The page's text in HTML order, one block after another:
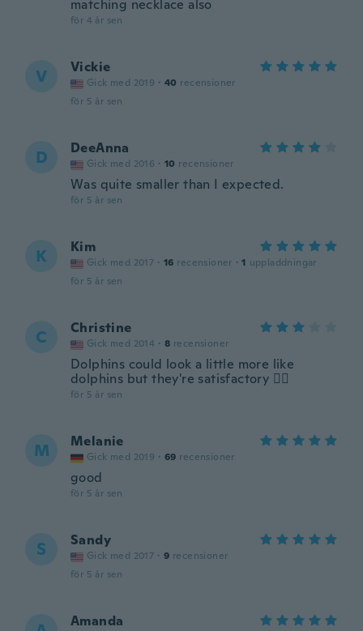
matching necklace also
för 4 år sen
V Vickie
Gick med 2019 · 40 recensioner
för 5 år sen
D DeeAnna
Gick med 2016 · 10 recensioner
Was quite smaller than I expected.
för 5 år sen
K Kim
Gick med 2017 · 16 recensioner · 1 uppladdningar
för 5 år sen
C Christine
Gick med 2014 · 8 recensioner
Dolphins could look a little more like
dolphins but they're satisfactory 👍🏻
för 5 år sen
M Melanie
Gick med 2019 · 69 recensioner
good
för 5 år sen
S Sandy
Gick med 2017 · 9 recensioner
för 5 år sen
Amanda